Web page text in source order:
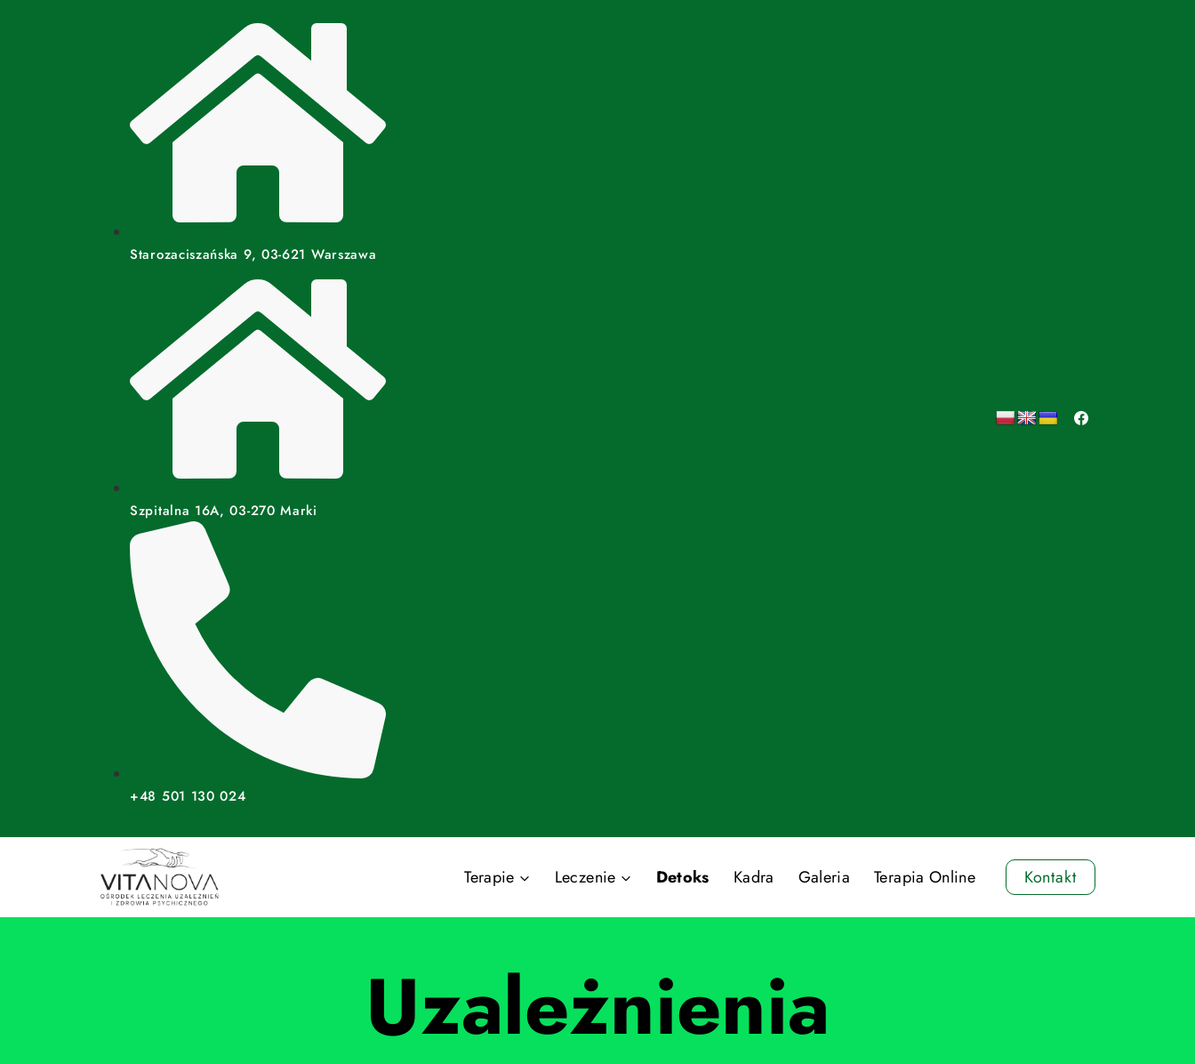
Starozaciszańska 9, 03-621 Warszawa
Szpitalna 16A, 03-270 Marki
+48 501 130 024
Terapie Leczenie Detoks Kadra Galeria Terapia Online Kontakt
Uzależnienia